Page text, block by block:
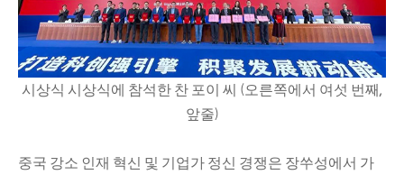
시상식 시상식에 참석한 찬 포이 씨 (오른쪽에서 여섯 번째,
앞줄)
중국 강소 인재 혁신 및 기업가 정신 경쟁은 장쑤성에서 가